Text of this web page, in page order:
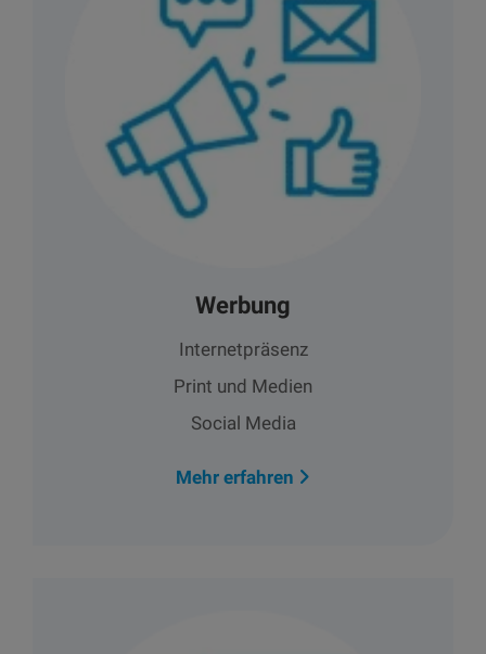
Werbung
Internetpräsenz
Print und Medien
Social Media
Mehr erfahren